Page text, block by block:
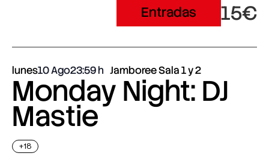
Entradas 15€
lunes10 Ago23:59 Jamboree Sala 1 y 2
Monday Night: DJ
Mastie
+18